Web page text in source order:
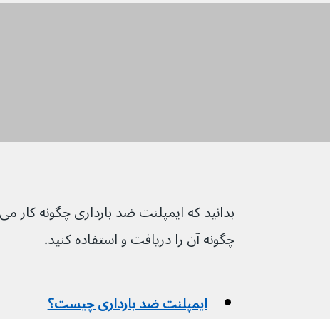
چگونه آن را دریافت و استفاده کنید.
ایمپلنت ضد بارداری چیست؟